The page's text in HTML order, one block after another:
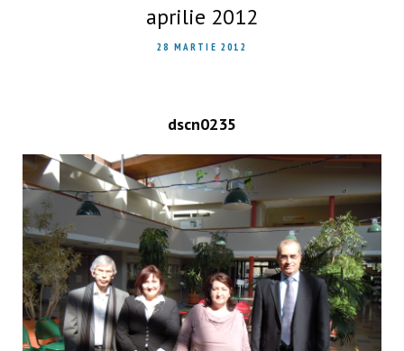
aprilie 2012
28 MARTIE 2012
dscn0235